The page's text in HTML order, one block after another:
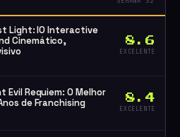
Light: IO Interactive
Cinemático,
8.6
EXCELENTE
Evil Requiem: O Melhor
de Franchising
8.4
EXCELENTE